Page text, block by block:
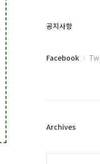
글
공지사항
페
플
Facebook
Archives